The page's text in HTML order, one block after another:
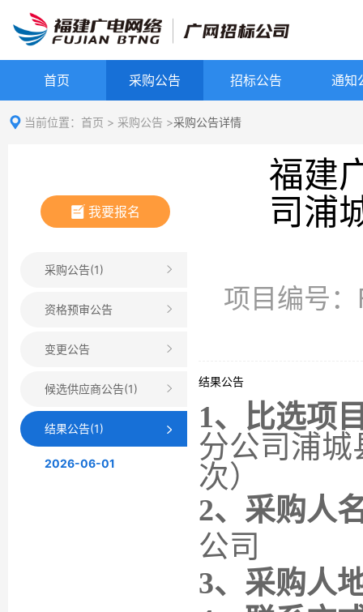
首页 采购公告 招标公告 通知
当前位置： 首页 > 采购公告 >采购公告详情
我要报名
采购公告(1)
资格预审公告
变更公告
候选供应商公告(1)
结果公告(1)
2026-06-01
福建
司浦
项目编号
结果公告
1、比选项
分公司浦
次）
2、采购人
公司
3、采购人